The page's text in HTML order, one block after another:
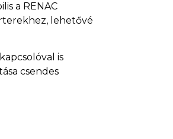
a RENAC
lehetővé
is
csendes